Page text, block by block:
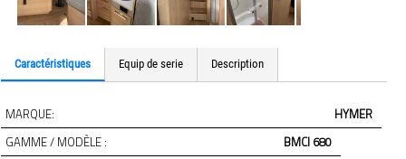
Caractéristiques Equip de serie Description
MARQUE:
HYMER
GAMME / MODÈLE :
BMCI 680